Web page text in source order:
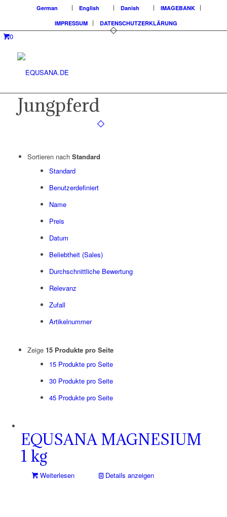
German English Danish
IMAGEBANK
IMPRESSUM
DATENSCHUTZERKLÄRUNG
0
Jungpferd
Sortieren nach Standard
Standard
Benutzerdefiniert
Name
Preis
Datum
Beliebtheit (Sales)
Durchschnittliche Bewertung
Relevanz
Zufall
Artikelnummer
Zeige 15 Produkte pro Seite
15 Produkte pro Seite
30 Produkte pro Seite
45 Produkte pro Seite
EQUSANA MAGNESIUM
1 kg
Weiterlesen Details anzeigen